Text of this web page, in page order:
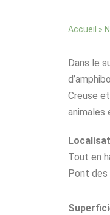
Accueil »
Dans le
Creuse
animales
Tout en
Pont des